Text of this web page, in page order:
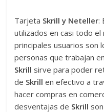
Tarjeta Skrill y Neteller:
utilizados en casi todo
principales usuarios son
personas que trabajan
Skrill sirve para poder
de Skrill en efectivo a
hacer compras en
desventajas de Skrill